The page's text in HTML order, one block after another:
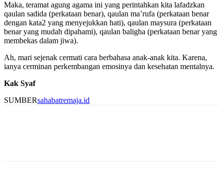
Maka, teramat agung agama ini yang perintahkan kita lafadzkan
qaulan sadida (perkataan benar), qaulan ma’rufa (perkataan benar
dengan kata2 yang menyejukkan hati), qaulan maysura (perkataan
benar yang mudah dipahami), qaulan baligha (perkataan benar yang
membekas dalam jiwa).
Ah, mari sejenak cermati cara berbahasa anak-anak kita. Karena,
ianya cerminan perkembangan emosinya dan kesehatan mentalnya.
Kak Syaf
SUMBERsahabatremaja.id